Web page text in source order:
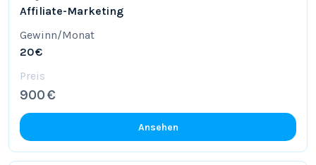
Affiliate-Marketing
Gewinn/Monat
20 €
Preis
900 €
Ansehen